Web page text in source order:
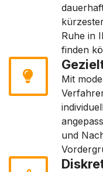
Ruhe in
finden
Mit
und